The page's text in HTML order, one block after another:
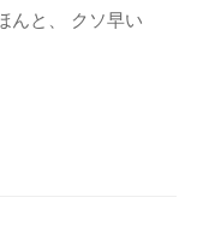
んと、 クソ早い